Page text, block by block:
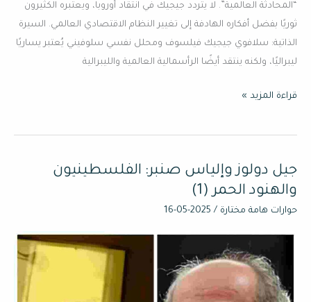
“المحادثة العالمية”. لا يتردد جيجيك في انتقاد أوروبا، ويعتبره الكثيرون
ثوريًا بفضل أفكاره الهادفة إلى تغيير النظام الاقتصادي العالمي. السيرة
الذاتية: سلافوي جيجيك فيلسوف ومحلل نفسي سلوفيني يُعتبر يساريًا
ليبراليًا، ولكنه ينتقد أيضًا الرأسمالية العالمية والليبرالية
قراءة المزيد »
جيل دولوز وإلياس صنبر: الفلسطينيون
والهنود الحمر (1)
حوارات هامة مختارة /
2025-05-16
جيل
دولوز
وإلياس
والهنود
الحمر